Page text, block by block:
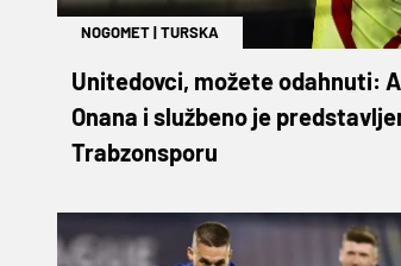
NOGOMET|TURSKA
Unitedovci, možete odahnuti:
Onana i službeno je
Trabzonsporu